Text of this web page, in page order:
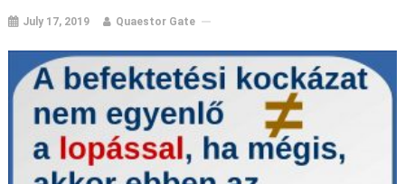
July 17, 2019 Quaestor Gate